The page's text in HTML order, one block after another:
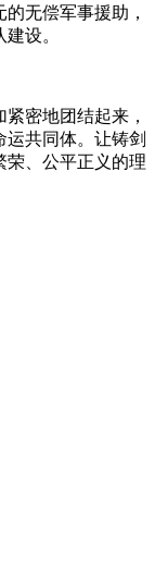
无偿军事援助，
设。
密地团结起来，
共同体。让铸剑
荣、公平正义的理